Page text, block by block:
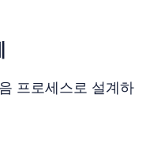
프로세스로 설계하